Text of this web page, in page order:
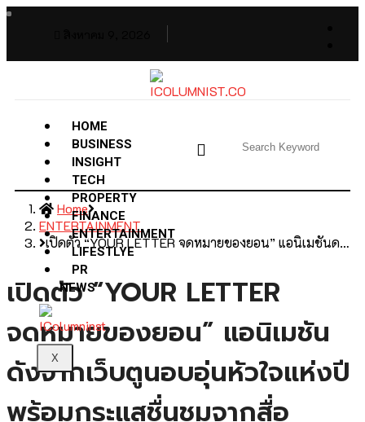
HOME
BUSINESS
INSIGHT
TECH
PROPERTY
FINANCE
ENTERTAINMENT
LIFESTLYE
PR
NEWS
X
Home
ENTERTAINMENT
เปิดตัว “YOUR LETTER จดหมายของยอน” แอนิเมชันด…
เปิดตัว “YOUR LETTER
จดหมายของยอน” แอนิเมชัน
ดังจากเว็บตูนอบอุ่นหัวใจแห่งปี
พร้อมกระแสชื่นชมจากสื่อ